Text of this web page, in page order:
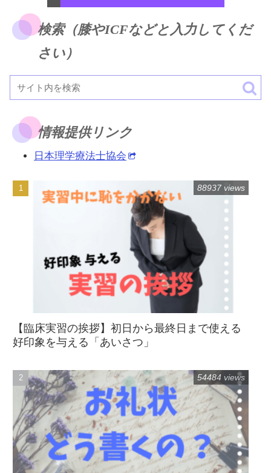
検索（膝やICFなどと入力してくだ
さい）
情報提供リンク
日本理学療法士協会
【臨床実習の挨拶】初日から最終日まで使える
好印象を与える「あいさつ」
88937 views
54484 views